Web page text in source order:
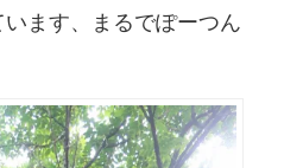
ます、まるでぽーつん